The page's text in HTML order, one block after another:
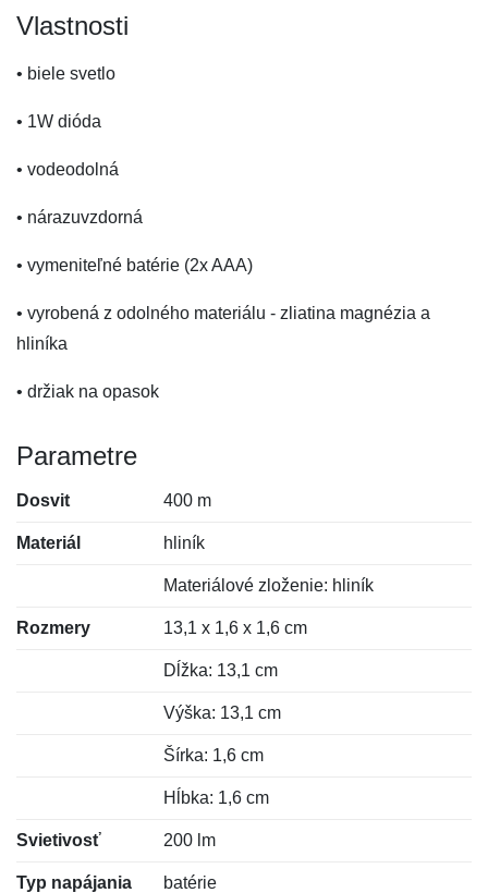
Vlastnosti
• biele svetlo
• 1W dióda
• vodeodolná
• nárazuvzdorná
• vymeniteľné batérie (2x AAA)
• vyrobená z odolného materiálu - zliatina magnézia a
hliníka
• držiak na opasok
Parametre
Dosvit 400 m
Materiál hliník
Materiálové zloženie: hliník
Rozmery 13,1 x 1,6 x 1,6 cm
Dĺžka: 13,1 cm
Výška: 13,1 cm
Šírka: 1,6 cm
Hĺbka: 1,6 cm
Svietivosť 200 lm
Typ napájania batérie